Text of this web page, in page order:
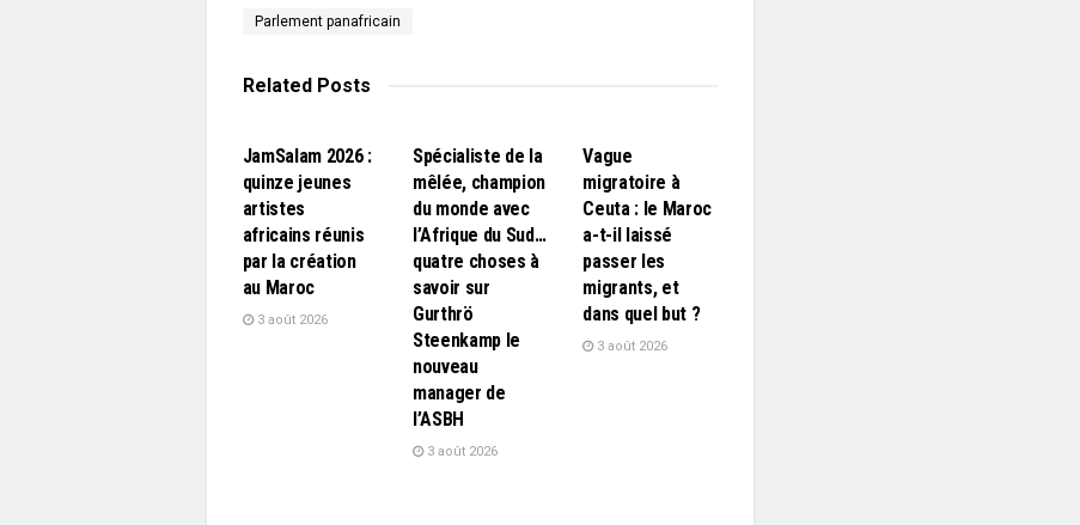
Parlement panafricain
RelatedPosts
JamSalam 2026 :
quinze jeunes
artistes
africains réunis
par la création
au Maroc
3 août 2026
Spécialiste de la
mêlée, champion
du monde avec
l’Afrique du Sud…
quatre choses à
savoir sur
Gurthrö
Steenkamp le
nouveau
manager de
l’ASBH
3 août 2026
Vague
migratoire à
Ceuta : le Maroc
a-t-il laissé
passer les
migrants, et
dans quel but ?
3 août 2026